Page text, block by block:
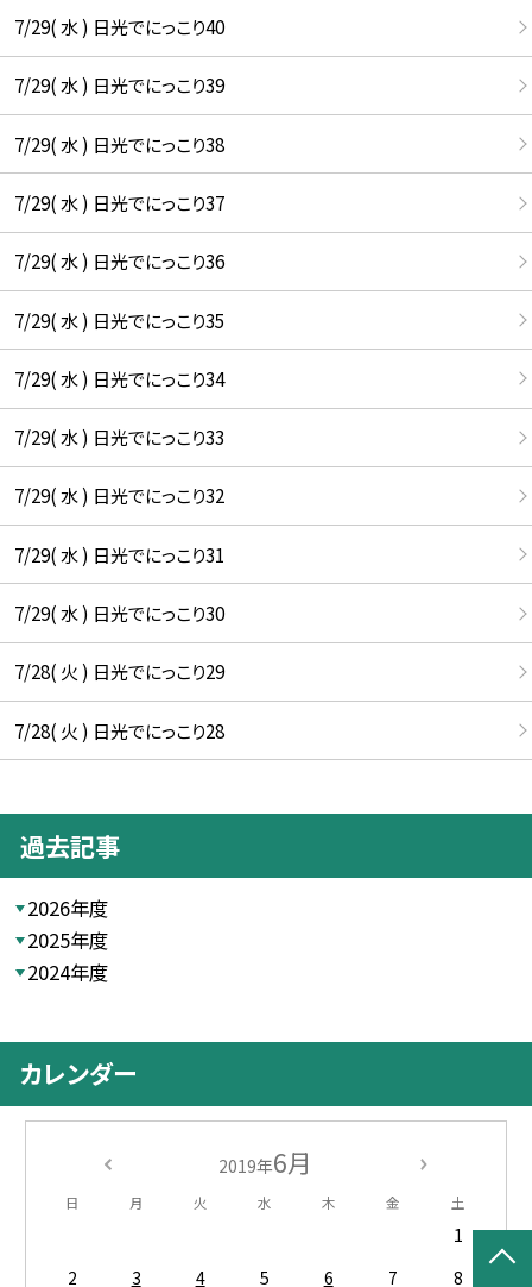
7/29( 水 ) 日光でにっこり40
7/29( 水 ) 日光でにっこり39
7/29( 水 ) 日光でにっこり38
7/29( 水 ) 日光でにっこり37
7/29( 水 ) 日光でにっこり36
7/29( 水 ) 日光でにっこり35
7/29( 水 ) 日光でにっこり34
7/29( 水 ) 日光でにっこり33
7/29( 水 ) 日光でにっこり32
7/29( 水 ) 日光でにっこり31
7/29( 水 ) 日光でにっこり30
7/28( 火 ) 日光でにっこり29
7/28( 火 ) 日光でにっこり28
過去記事
2026年度
2025年度
2024年度
カレンダー
2019年6月
日 月 火 水 木 金 土
1
2
3 4 5 6 7 8